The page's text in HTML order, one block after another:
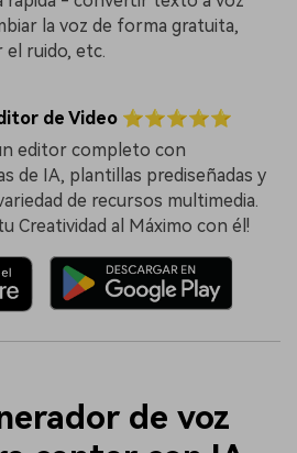
la voz de forma gratuita,
el ruido, etc.
de Video ⭐⭐⭐⭐⭐
editor completo con
de IA, plantillas prediseñadas y
de recursos multimedia.
Creatividad al Máximo con él!
de voz